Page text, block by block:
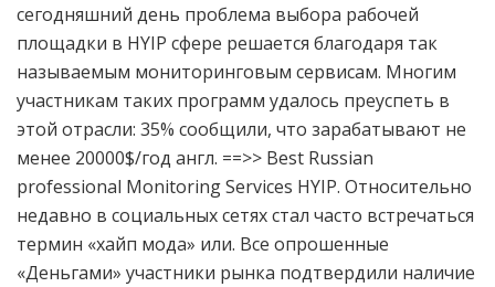
сегодняшний день проблема выбора рабочей
площадки в HYIP сфере решается благодаря так
называемым мониторинговым сервисам. Многим
участникам таких программ удалось преуспеть в
этой отрасли: 35% сообщили, что зарабатывают не
менее 20000$/год англ. ==>> Best Russian
professional Monitoring Services HYIP. Относительно
недавно в социальных сетях стал часто встречаться
термин «хайп мода» или. Все опрошенные
«Деньгами» участники рынка подтвердили наличие